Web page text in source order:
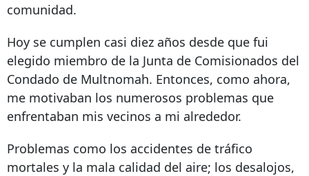
comunidad.
Hoy se cumplen casi diez años desde que fui
elegido miembro de la Junta de Comisionados del
Condado de Multnomah. Entonces, como ahora,
me motivaban los numerosos problemas que
enfrentaban mis vecinos a mi alrededor.
Problemas como los accidentes de tráfico
mortales y la mala calidad del aire; los desalojos,